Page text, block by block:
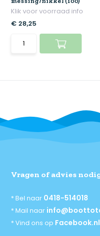
Klik voor voorraad info
€ 28,25
Vragen of advies
* Bel naar 0418-514018
* Mail naar
* Vind ons op